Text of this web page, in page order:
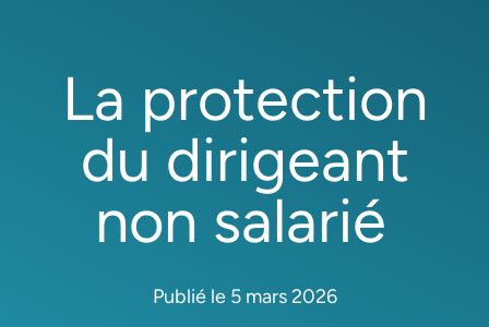
La protection
du dirigeant
non salarié
Publié le 5 mars 2026